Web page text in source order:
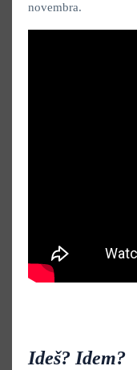
novembra.
Ideš? Idem?